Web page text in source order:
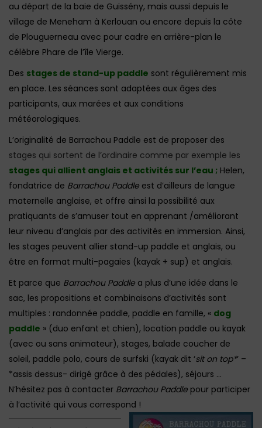
au départ de la baie de Guissény, mais aussi depuis le
village de Meneham à Kerlouan ou encore depuis la côte
de Plouguerneau avec pour cadre en arrière-plan le
célèbre Phare de l’île Vierge.
Des stages de stand-up paddle sont régulièrement mis
en place. Les séances sont adaptées aux âges des
participants, aux marées et aux conditions
météorologiques.
L’originalité de Barrachou Paddle est de proposer des
stages qui sortent de l’ordinaire comme par exemple les
stages qui allient anglais et activités sur l’eau ; Helen,
fondatrice de Barrachou Paddle est d’ailleurs de langue
maternelle anglaise, et offre ainsi la possibilité aux
pratiquants de s’amuser tout en apprenant /améliorant
leur niveau d’anglais par des activités en immersion. Ainsi,
les stages peuvent allier stand-up paddle et anglais, ou
être en format multi-pagaies (kayak + sup) et anglais.
Et parce que Barrachou Paddle a plus d’une idée dans le
sac, les propositions et combinaisons d’activités sont
multiples : randonnée paddle, paddle en famille, « dog
paddle » (duo enfant et chien), location paddle ou kayak
(avec ou sans animateur), stages, balade coucher de
soleil, paddle polo, cours de surfski (kayak dit ‘sit on top*‘ –
*assis dessus- dirigé grâce à des pédales), séjours …
N’hésitez pas à contacter Barrachou Paddle pour participer
à l’activité qui vous correspond !